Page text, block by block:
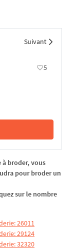
Suivant
5
à broder, vous
pour broder un
sur le nombre
26011
29124
32320